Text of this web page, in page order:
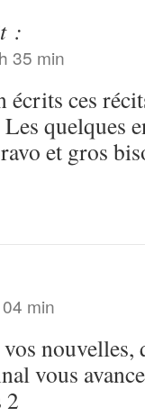
:
35 min
ces
quelques
et gros
min
nouvelles,
vous
2